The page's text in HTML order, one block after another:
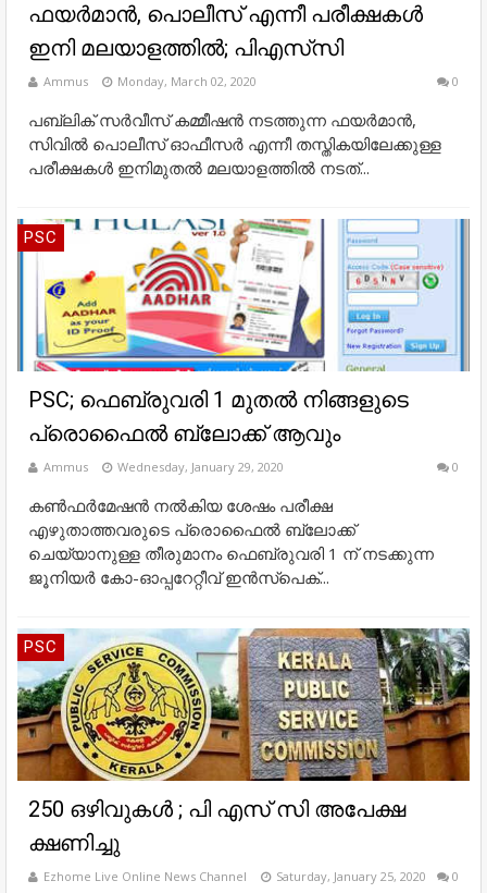
ഫയര്‍മാന്‍, പൊലീസ് എന്നീ പരീക്ഷകള്‍
ഇനി മലയാളത്തില്‍; പിഎസ്‌സി
Ammus Monday, March 02, 2020 0
പബ്ലിക് സര്‍വീസ് കമ്മീഷന്‍ നടത്തുന്ന ഫയര്‍മാന്‍,
സിവില്‍ പൊലീസ് ഓഫീസര്‍ എന്നീ തസ്തികയിലേക്കുള്ള
പരീക്ഷകള്‍ ഇനിമുതല്‍ മലയാളത്തില്‍ നടത്...
PSC
PSC; ഫെബ്രുവരി 1 മുതൽ നിങ്ങളുടെ
പ്രൊഫൈൽ ബ്ലോക്ക് ആവും
Ammus Wednesday, January 29, 2020 0
കൺഫർമേഷൻ നൽകിയ ശേഷം പരീക്ഷ
എഴുതാത്തവരുടെ പ്രൊഫൈൽ ബ്ലോക്ക്
ചെയ്യാനുള്ള തീരുമാനം ഫെബ്രുവരി 1 ന് നടക്കുന്ന
ജൂനിയർ കോ-ഓപ്പറേറ്റീവ് ഇൻസ്പെക്...
PSC
250 ഒഴിവുകള്‍ ; പി എസ് സി അപേക്ഷ
ക്ഷണിച്ചു
Ezhome Live Online News Channel Saturday, January 25, 2020 0